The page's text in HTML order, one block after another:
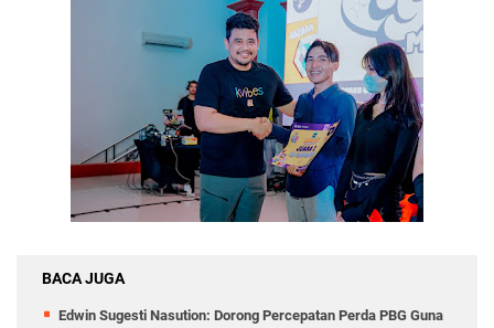
BACA JUGA
Edwin Sugesti Nasution: Dorong Percepatan Perda PBG Guna